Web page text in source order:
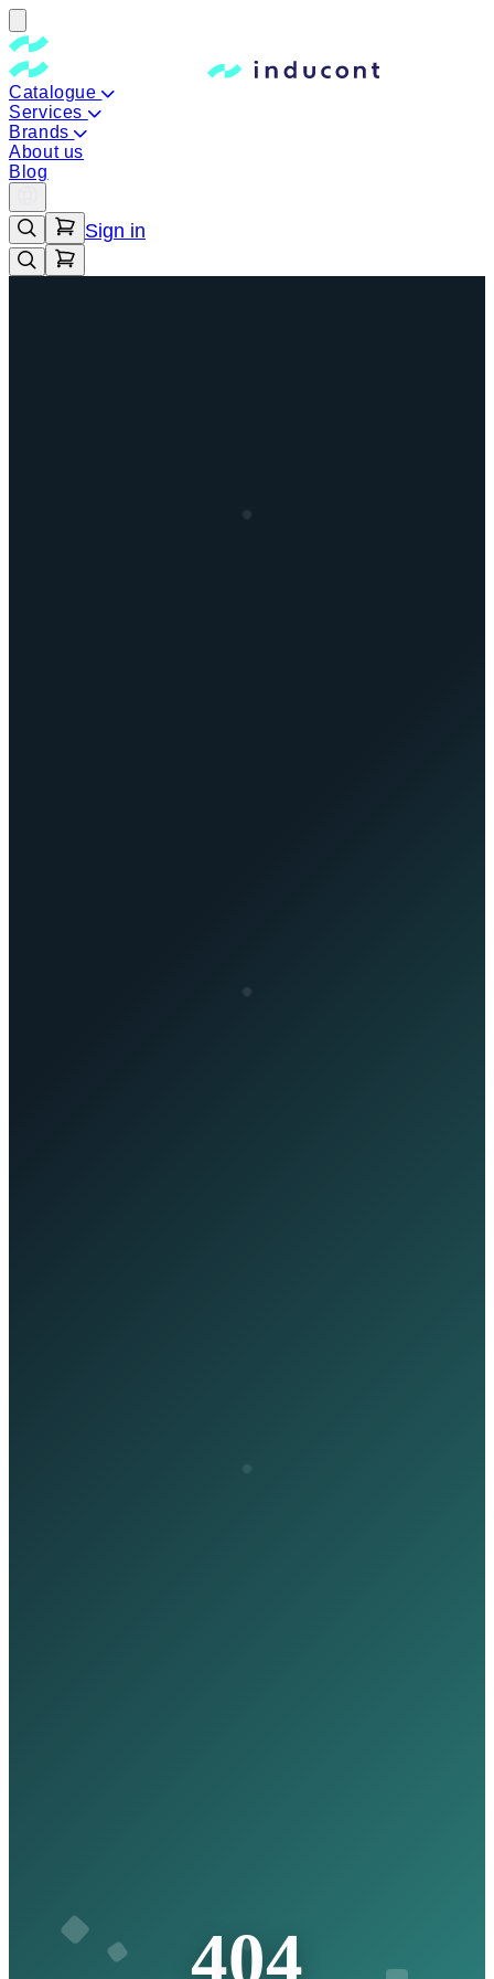
Catalogue
Services
Brands
About us
Blog
Sign in
404